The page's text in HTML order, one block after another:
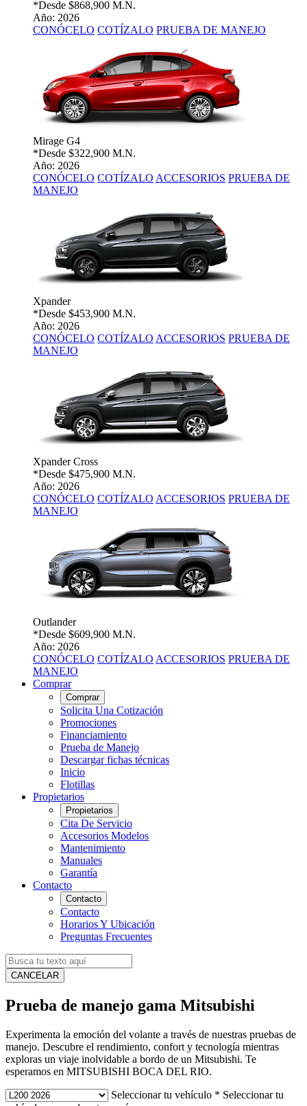
*Desde $868,900 M.N.
Año: 2026
CONÓCELO COTÍZALO PRUEBA DE MANEJO
Mirage G4
*Desde $322,900 M.N.
Año: 2026
CONÓCELO COTÍZALO ACCESORIOS PRUEBA DE
MANEJO
Xpander
*Desde $453,900 M.N.
Año: 2026
CONÓCELO COTÍZALO ACCESORIOS PRUEBA DE
MANEJO
Xpander Cross
*Desde $475,900 M.N.
Año: 2026
CONÓCELO COTÍZALO ACCESORIOS PRUEBA DE
MANEJO
Outlander
*Desde $609,900 M.N.
Año: 2026
CONÓCELO COTÍZALO ACCESORIOS PRUEBA DE
MANEJO
Comprar
Comprar
Solicita Una Cotización
Promociones
Financiamiento
Prueba de Manejo
Descargar fichas técnicas
Inicio
Flotillas
Propietarios
Propietarios
Cita De Servicio
Accesorios Modelos
Mantenimiento
Manuales
Garantía
Contacto
Contacto
Contacto
Horarios Y Ubicación
Preguntas Frecuentes
CANCELAR
Prueba de manejo gama Mitsubishi
Experimenta la emoción del volante a través de nuestras pruebas de
manejo. Descubre el rendimiento, confort y tecnología mientras
exploras un viaje inolvidable a bordo de un Mitsubishi. Te
esperamos en MITSUBISHI BOCA DEL RIO.
Seleccionar tu vehículo * Seleccionar tu